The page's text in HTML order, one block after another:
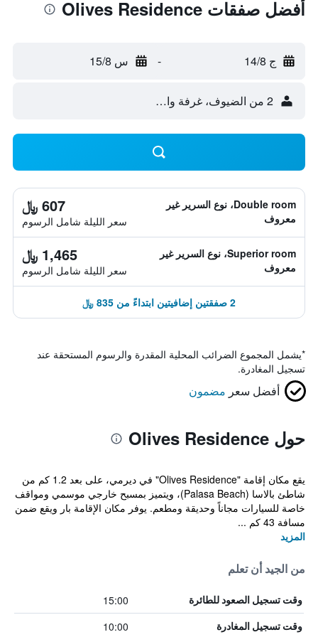
أفضل صفقات Olives Residence
ج 14/8 - س 15/8
2 من الضيوف، غرفة واحدة
Double room، نوع السرير غير
معروف
607 ﷼
سعر الليلة شامل الرسوم
Superior room، نوع السرير غير
معروف
1,465 ﷼
سعر الليلة شامل الرسوم
2 صفقتين إضافيتين ابتداءً من 835 ﷼
*يشمل المجموع الضرائب المحلية المقدرة والرسوم المستحقة عند
تسجيل المغادرة.
أفضل سعر مضمون
حول Olives Residence
يقع مكان إقامة "Olives Residence" في ديرمي، على بعد 1.2 كم من
شاطئ بالاسا (Palasa Beach)، ويتميز بمسبح خارجي موسمي ومواقف
خاصة للسيارات مجاناً وحديقة ومطعم. يوفر مكان الإقامة بار ويقع ضمن
مسافة 43 كم ...
المزيد
من الجيد أن تعلم
وقت تسجيل الصعود للطائرة 15:00
وقت تسجيل المغادرة 10:00